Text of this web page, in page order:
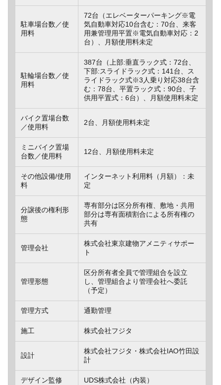
駐車場台数／使
用料
72台（エレベーターパーキング※電
気自動車対応10台含む：70台、来客
用兼管理用平置※電気自動車対応：2
台）、月額使用料未定
駐輪場台数／使
用料
387台（上部:垂直ラック式：72台、
下部:スライドラック式：141台、ス
ライドラック式※3人乗り対応38台含
む：78台、平置ラック式：90台、子
供用平置式：6台）、月額使用料未定
バイク置場台数
／使用料
2台、月額使用料未定
ミニバイク置場
台数／使用料
12台、月額使用料未定
その他設備/使用
料
インターネット利用料（月額）：未
定
分譲後の権利形
態
専有部分は区分所有権、敷地・共用
部分は専有面積割合による所有権の
共有
管理会社
株式会社東京建物アメニティサポー
ト
管理形態
区分所有者全員で管理組合を設立
し、管理組合より管理会社へ委託
（予定）
管理方式 通勤管理
施工 株式会社フジタ
設計
株式会社フジタ・株式会社IAO竹田設
計
デザイン監修 UDS株式会社（内装）